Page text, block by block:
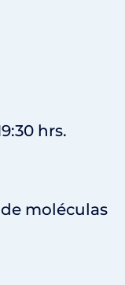
hrs.
moléculas